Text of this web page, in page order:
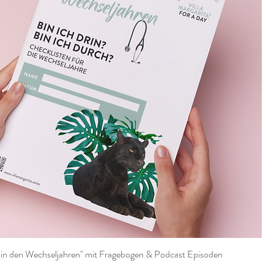
den Wechseljahren" mit Fragebogen & Podcast Episoden